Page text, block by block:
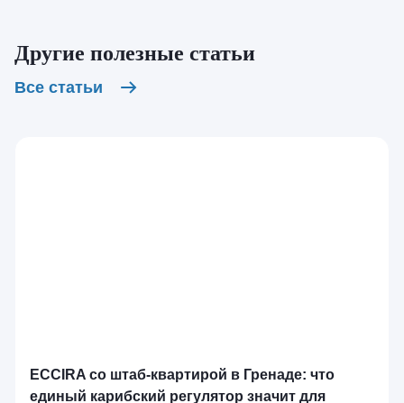
Другие полезные статьи
Все статьи
ECCIRA со штаб-квартирой в Гренаде: что
единый карибский регулятор значит для